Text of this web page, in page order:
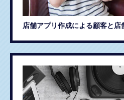
店舗アプリ作成による顧客と店